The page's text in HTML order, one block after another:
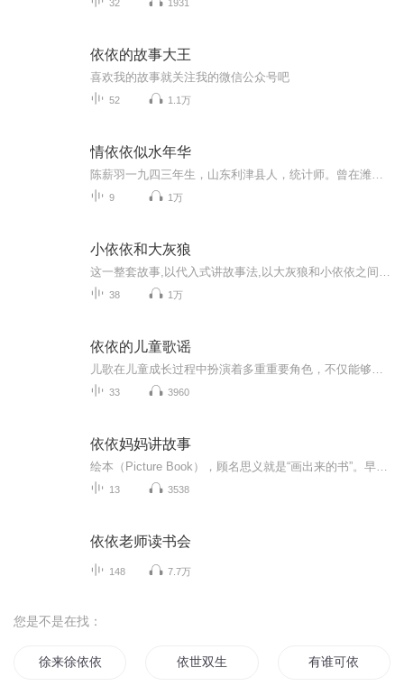
32 1931
依依的故事大王
喜欢我的故事就关注我的微信公众号吧
52 1.1万
情依依似水年华
9 1万
小依依和大灰狼
38 1万
依依的儿童歌谣
33 3960
依依妈妈讲故事
13 3538
依依老师读书会
148 7.7万
您是不是在找：
徐来徐依依 依世双生 有谁可依